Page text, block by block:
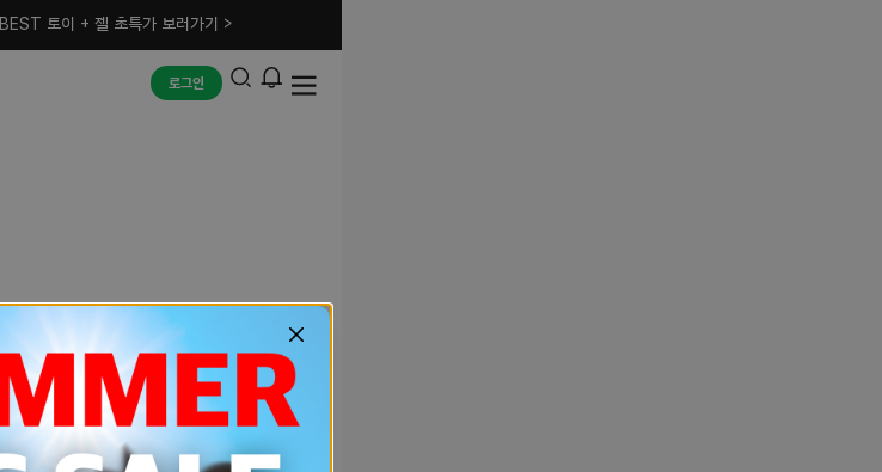
BEST 토이 + 젤 초특가 보러가기 >
로그인
예상치 못한 에러입니다.